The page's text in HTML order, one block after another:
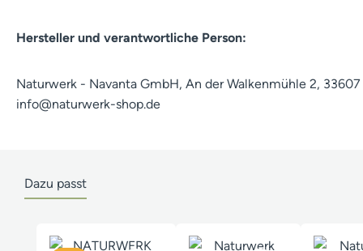
Hersteller und verantwortliche Person:
Naturwerk - Navanta GmbH, An der Walkenmühle 2,
info@naturwerk-shop.de
Dazu passt
Produktgalerie überspringen